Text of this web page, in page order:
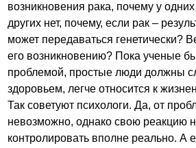
возникновения рака, почему у
других нет, почему, если рак –
может передаваться генетически?
его возникновению? Пока ученые
проблемой, простые люди должны
здоровьем, легче относится к
Так советуют психологи. Да, от
невозможно, однако свою реакцию
контролировать вполне реально. А